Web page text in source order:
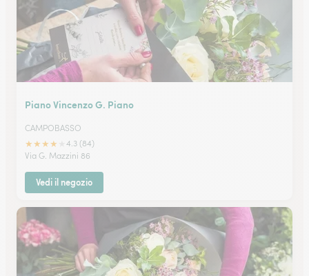
Piano Vincenzo G. Piano
CAMPOBASSO
★★★★
4.3 (84)
Via G. Mazzini 86
Vedi il negozio